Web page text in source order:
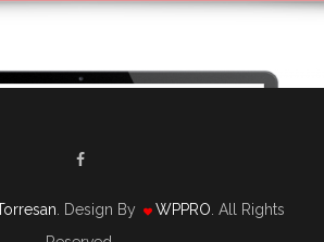
. Design By WPPRO . All Rights